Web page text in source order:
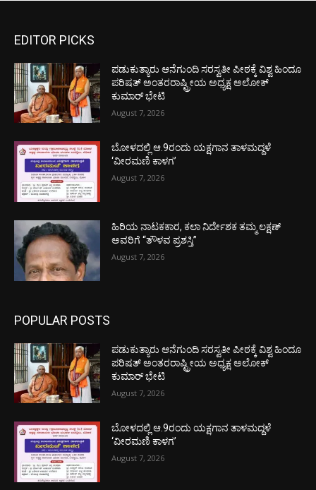
EDITOR PICKS
ಪಡುಕುತ್ಯಾರು ಆನೆಗುಂದಿ ಸರಸ್ವತೀ ಪೀಠಕ್ಕೆ ವಿಶ್ವ ಹಿಂದೂ
ಪರಿಷತ್ ಅಂತರರಾಷ್ಟ್ರೀಯ ಅಧ್ಯಕ್ಷ ಅಲೋಕ್
ಕುಮಾರ್ ಭೇಟಿ
August 7, 2026
ಬೋಳದಲ್ಲಿ ಆ.9ರಂದು ಯಕ್ಷಗಾನ ತಾಳಮದ್ದಳೆ
‘ವೀರಮಣಿ ಕಾಳಗ’
August 7, 2026
ಹಿರಿಯ ನಾಟಕಕಾರ, ಕಲಾ ನಿರ್ದೇಶಕ ತಮ್ಮ ಲಕ್ಷಣ್
ಅವರಿಗೆ “ತೌಳವ ಪ್ರಶಸ್ತಿ”
August 7, 2026
POPULAR POSTS
ಪಡುಕುತ್ಯಾರು ಆನೆಗುಂದಿ ಸರಸ್ವತೀ ಪೀಠಕ್ಕೆ ವಿಶ್ವ ಹಿಂದೂ
ಪರಿಷತ್ ಅಂತರರಾಷ್ಟ್ರೀಯ ಅಧ್ಯಕ್ಷ ಅಲೋಕ್
ಕುಮಾರ್ ಭೇಟಿ
August 7, 2026
ಬೋಳದಲ್ಲಿ ಆ.9ರಂದು ಯಕ್ಷಗಾನ ತಾಳಮದ್ದಳೆ
‘ವೀರಮಣಿ ಕಾಳಗ’
August 7, 2026